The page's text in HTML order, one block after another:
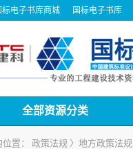
标电子书库商城 国标电子书库
全部资源分类
置： 政策法规 〉 地方政策法规